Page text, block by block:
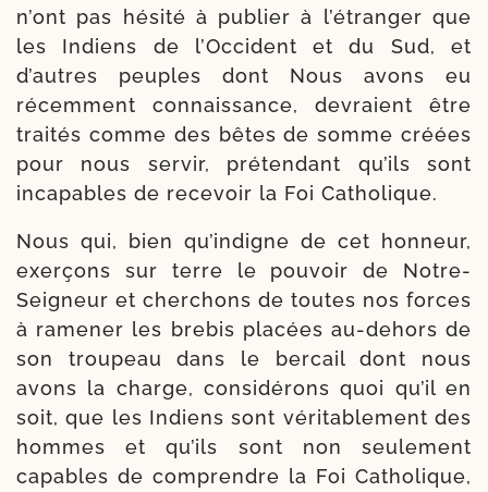
n’ont pas hési­té à publier à l’é­tran­ger que
les Indiens de l’Occident et du Sud, et
d’autres peuples dont Nous avons eu
récem­ment connais­sance, devraient être
trai­tés comme des bêtes de somme créées
pour nous ser­vir, pré­ten­dant qu’ils sont
inca­pables de rece­voir la Foi Catholique.
Nous qui, bien qu’in­digne de cet hon­neur,
exer­çons sur terre le pou­voir de Notre-​
Seigneur et cher­chons de toutes nos forces
à rame­ner les bre­bis pla­cées au-​dehors de
son trou­peau dans le ber­cail dont nous
avons la charge, consi­dé­rons quoi qu’il en
soit, que les Indiens sont véri­ta­ble­ment des
hommes et qu’ils sont non seule­ment
capables de com­prendre la Foi Catholique,